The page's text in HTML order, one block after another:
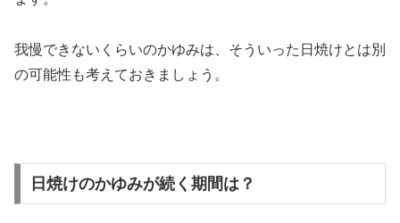
我慢できないくらいのかゆみは、そういった日焼けとは別
の可能性も考えておきましょう。
日焼けのかゆみが続く期間は？